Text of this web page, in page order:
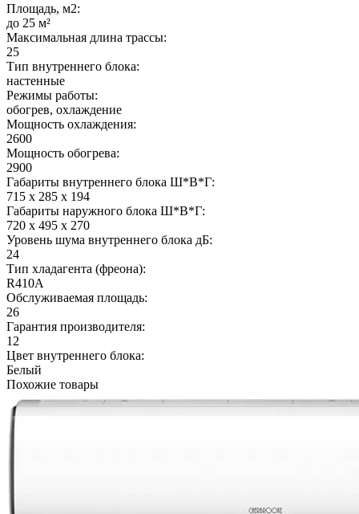
Площадь, м2:
до 25 м²
Максимальная длина трассы:
25
Тип внутреннего блока:
настенные
Режимы работы:
обогрев, охлаждение
Мощность охлаждения:
2600
Мощность обогрева:
2900
Габариты внутреннего блока Ш*В*Г:
715 x 285 x 194
Габариты наружного блока Ш*В*Г:
720 x 495 x 270
Уровень шума внутреннего блока дБ:
24
Тип хладагента (фреона):
R410A
Обслуживаемая площадь:
26
Гарантия производителя:
12
Цвет внутреннего блока:
Белый
Похожие товары